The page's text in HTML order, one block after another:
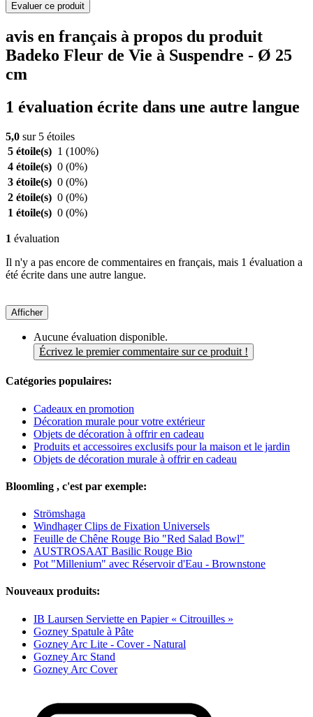
Evaluer ce produit
avis en français à propos du produit
Badeko Fleur de Vie à Suspendre - Ø 25
cm
1 évaluation écrite dans une autre langue
5,0 sur 5 étoiles
5 étoile(s) 1 (100%)
4 étoile(s) 0 (0%)
3 étoile(s) 0 (0%)
2 étoile(s) 0 (0%)
1 étoile(s) 0 (0%)
1 évaluation
Il n'y a pas encore de commentaires en français, mais 1 évaluation a
été écrite dans une autre langue.
Afficher
Aucune évaluation disponible.
Écrivez le premier commentaire sur ce produit !
Catégories populaires:
Cadeaux en promotion
Décoration murale pour votre extérieur
Objets de décoration à offrir en cadeau
Produits et accessoires exclusifs pour la maison et le jardin
Objets de décoration murale à offrir en cadeau
Bloomling , c'est par exemple:
Strömshaga
Windhager Clips de Fixation Universels
Feuille de Chêne Rouge Bio "Red Salad Bowl"
AUSTROSAAT Basilic Rouge Bio
Pot "Millenium" avec Réservoir d'Eau - Brownstone
Nouveaux produits:
IB Laursen Serviette en Papier « Citrouilles »
Gozney Spatule à Pâte
Gozney Arc Lite - Cover - Natural
Gozney Arc Stand
Gozney Arc Cover